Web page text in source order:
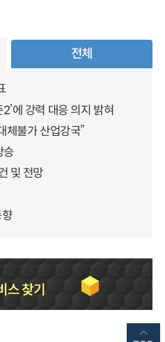
전체
에 강력 대응 의지 밝혀
체불가 산업강국”
승
및 전망